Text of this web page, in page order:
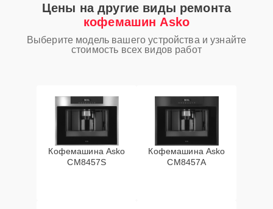
Цены на другие виды ремонта
кофемашин Asko
Выберите модель вашего устройства и узнайте
стоимость всех видов работ
Кофемашина Asko
CM8457S
Кофемашина Asko
CM8457A